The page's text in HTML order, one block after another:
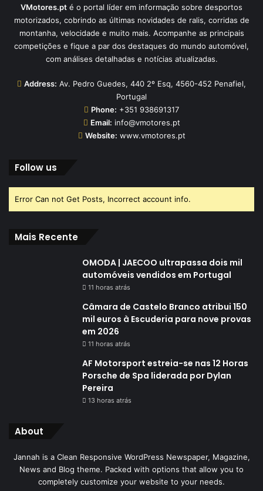
VMotores.pt é o portal líder em informação sobre desportos
motorizados, cobrindo as últimas novidades de ralis, corridas de
montanha, velocidade e muito mais. Acompanhe as principais
competições e fique a par dos destaques do mundo automóvel,
com análises detalhadas e notícias atualizadas.
Address: Av. Pedro Guedes, 440 2º Esq, 4560-452 Penafiel,
Portugal
Phone: +351 938691317
Email: info@vmotores.pt
Website: www.vmotores.pt
Follow us
Error Can not Get Posts, Incorrect account info.
Mais Recente
OMODA | JAECOO ultrapassa dois mil
automóveis vendidos em Portugal
11 horas atrás
Câmara de Castelo Branco atribui 150
mil euros à Escuderia para nove provas
em 2026
11 horas atrás
AF Motorsport estreia-se nas 12 Horas
Porsche de Spa liderada por Dylan
Pereira
13 horas atrás
About
Jannah is a Clean Responsive WordPress Newspaper, Magazine,
News and Blog theme. Packed with options that allow you to
completely customize your website to your needs.